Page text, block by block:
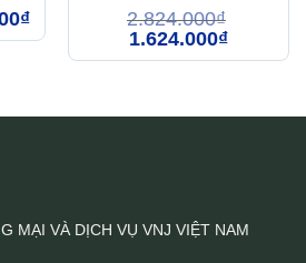
₫Giá
tại
(DMA3069)
2.824.000₫
Giá
gốc
là:
1.624.000₫Giá
tại
MẠI VÀ DỊCH VỤ VNJ VIỆT NAM